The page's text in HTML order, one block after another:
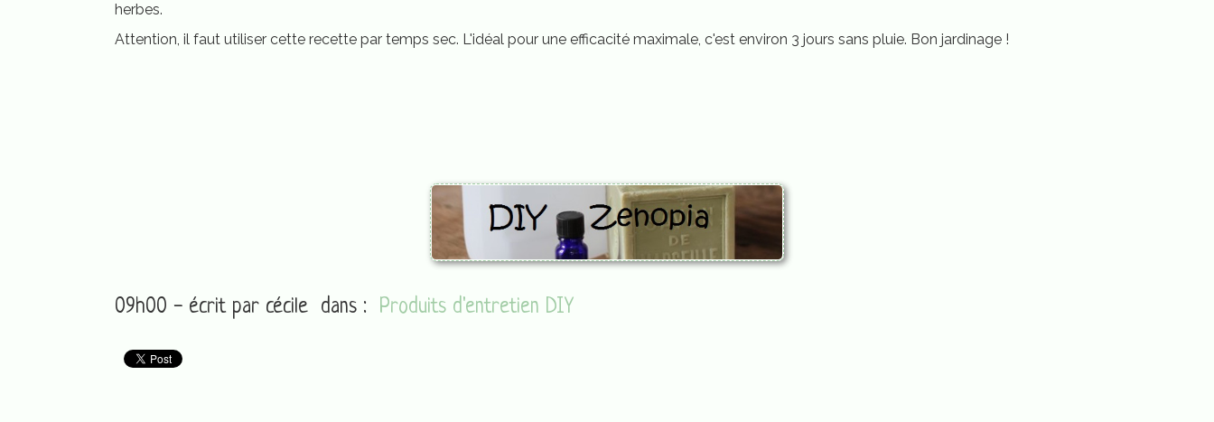
herbes.
Attention, il faut utiliser cette recette par temps sec. L'idéal pour une efficacité maximale, c'est environ 3 jours sans pluie. Bon jardinage !
09h00 - écrit par cécile dans : Produits d'entretien DIY